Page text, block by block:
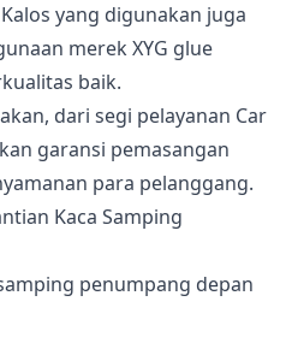
yang digunakan juga
merek XYG glue
baik.
dari segi pelayanan Car
garansi pemasangan
para pelanggang.
penumpang depan